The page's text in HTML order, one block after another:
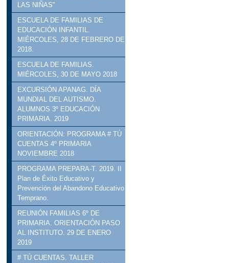
LAS NIÑAS"
ESCUELA DE FAMILIAS DE
EDUCACIÓN INFANTIL.
MIÉRCOLES, 28 DE FEBRERO DE
2018.
ESCUELA DE FAMILIAS.
MIÉRCOLES, 30 DE MAYO 2018
EXCURSIÓN APANAG. DÍA
MUNDIAL DEL AUTISMO.
ALUMNOS 3º EDUCACIÓN
PRIMARIA. 2019
ORIENTACIÓN: PROGRAMA # TÚ
CUENTAS 4º PRIMARIA
NOVIEMBRE 2018
PROGRAMA PREPARA-T. 2019. II
Plan de Éxito Educativo y
Prevención del Abandono Educativo
Temprano.
REUNIÓN FAMILIAS 6º DE
PRIMARIA. ORIENTACIÓN PASO
AL INSTITUTO. 29 DE ENERO
2019
# TÚ CUENTAS. TALLER